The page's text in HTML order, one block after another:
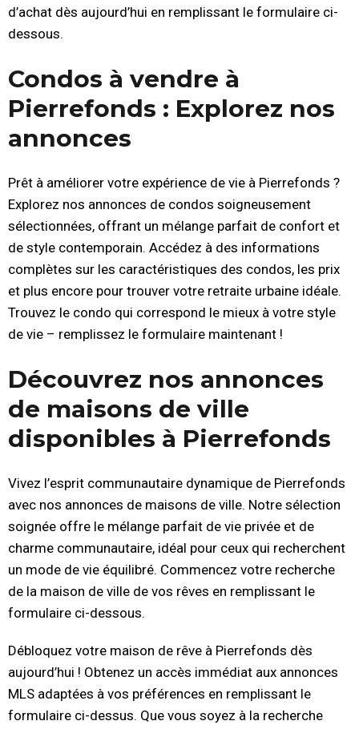
d’achat dès aujourd’hui en remplissant le formulaire ci-
dessous.
Condos à vendre à
Pierrefonds : Explorez nos
annonces
Prêt à améliorer votre expérience de vie à Pierrefonds ?
Explorez nos annonces de condos soigneusement
sélectionnées, offrant un mélange parfait de confort et
de style contemporain. Accédez à des informations
complètes sur les caractéristiques des condos, les prix
et plus encore pour trouver votre retraite urbaine idéale.
Trouvez le condo qui correspond le mieux à votre style
de vie – remplissez le formulaire maintenant !
Découvrez nos annonces
de maisons de ville
disponibles à Pierrefonds
Vivez l’esprit communautaire dynamique de Pierrefonds
avec nos annonces de maisons de ville. Notre sélection
soignée offre le mélange parfait de vie privée et de
charme communautaire, idéal pour ceux qui recherchent
un mode de vie équilibré. Commencez votre recherche
de la maison de ville de vos rêves en remplissant le
formulaire ci-dessous.
Débloquez votre maison de rêve à Pierrefonds dès
aujourd’hui ! Obtenez un accès immédiat aux annonces
MLS adaptées à vos préférences en remplissant le
formulaire ci-dessus. Que vous soyez à la recherche